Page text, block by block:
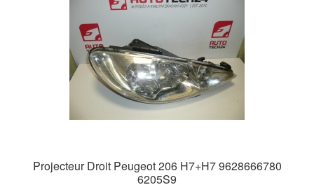
Projecteur Droit Peugeot 206 H7+H7 9628666780
6205S9